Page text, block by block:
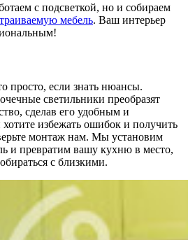
с подсветкой, но и собираем
мебель. Ваш интерьер
просто, если знать нюансы.
светильники преобразят
сделав его удобным и
избежать ошибок и получить
монтаж нам. Мы установим
и превратим вашу кухню в место,
с близкими.